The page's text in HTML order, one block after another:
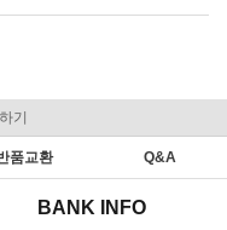
기
품교환 Q&A
BANK INFO